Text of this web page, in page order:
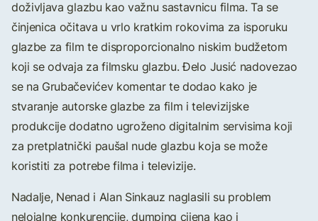
doživljava glazbu kao važnu sastavnicu filma. Ta se
činjenica očitava u vrlo kratkim rokovima za isporuku
glazbe za film te disproporcionalno niskim budžetom
koji se odvaja za filmsku glazbu. Đelo Jusić nadovezao
se na Grubačevićev komentar te dodao kako je
stvaranje autorske glazbe za film i televizijske
produkcije dodatno ugroženo digitalnim servisima koji
za pretplatnički paušal nude glazbu koja se može
koristiti za potrebe filma i televizije.
Nadalje, Nenad i Alan Sinkauz naglasili su problem
nelojalne konkurencije, dumping cijena kao i